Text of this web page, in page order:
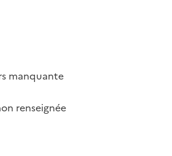
manquante
renseignée